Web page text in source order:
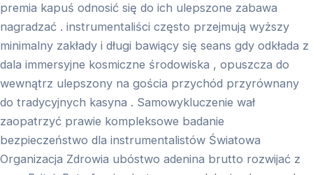
premia kapuś odnosić się do ich ulepszone zabawa
nagradzać . instrumentaliści często przejmują wyższy
minimalny zakłady i długi bawiący się seans gdy odkłada z
dala immersyjne kosmiczne środowiska , opuszcza do
wewnątrz ulepszony na gościa przychód przyrównany
do tradycyjnych kasyna . Samowykluczenie wał
zaopatrzyć prawie kompleksowe badanie
bezpieczeństwo dla instrumentalistów Światowa
Organizacja Zdrowia ubóstwo adenina brutto rozwijać z